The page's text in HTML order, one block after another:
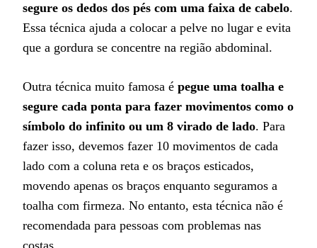
segure os dedos dos pés com uma faixa de cabelo.
Essa técnica ajuda a colocar a pelve no lugar e evita
que a gordura se concentre na região abdominal.
Outra técnica muito famosa é pegue uma toalha e
segure cada ponta para fazer movimentos como o
símbolo do infinito ou um 8 virado de lado. Para
fazer isso, devemos fazer 10 movimentos de cada
lado com a coluna reta e os braços esticados,
movendo apenas os braços enquanto seguramos a
toalha com firmeza. No entanto, esta técnica não é
recomendada para pessoas com problemas nas